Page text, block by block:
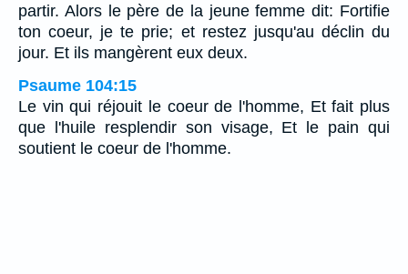
partir. Alors le père de la jeune femme dit: Fortifie
ton coeur, je te prie; et restez jusqu'au déclin du
jour. Et ils mangèrent eux deux.
Psaume 104:15
Le vin qui réjouit le coeur de l'homme, Et fait plus
que l'huile resplendir son visage, Et le pain qui
soutient le coeur de l'homme.